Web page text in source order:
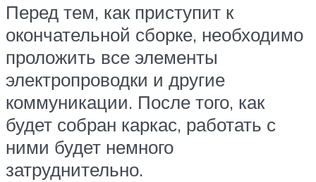
Перед тем, как приступит к
окончательной сборке, необходимо
проложить все элементы
электропроводки и другие
коммуникации. После того, как
будет собран каркас, работать с
ними будет немного
затруднительно.